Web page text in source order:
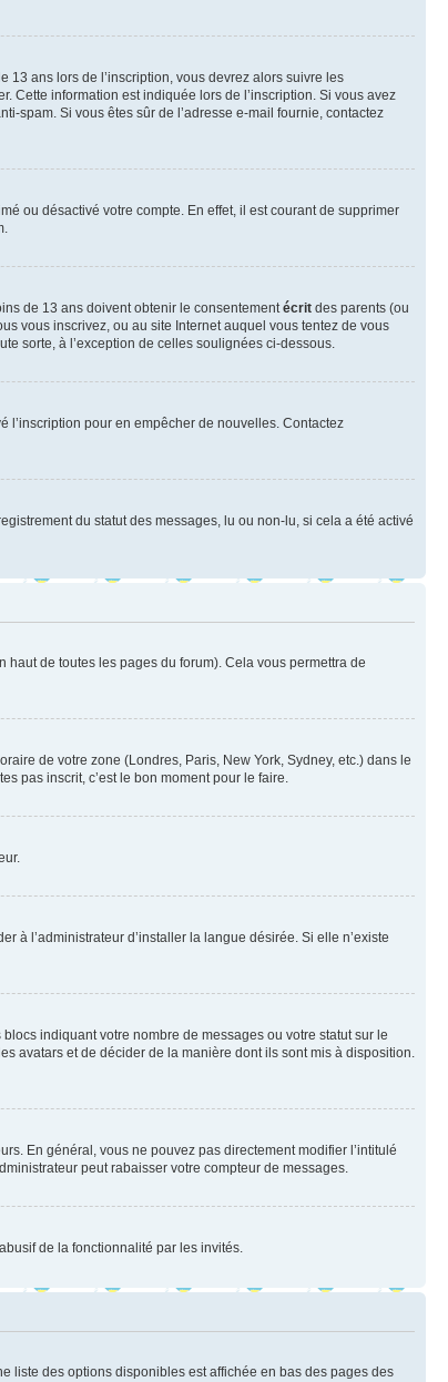
13 ans lors de l’inscription, vous devrez alors suivre les
Cette information est indiquée lors de l’inscription. Si vous avez
spam. Si vous êtes sûr de l’adresse e-mail fournie, contactez
ou désactivé votre compte. En effet, il est courant de supprimer
de 13 ans doivent obtenir le consentement écrit des parents (ou
vous inscrivez, ou au site Internet auquel vous tentez de vous
sorte, à l’exception de celles soulignées ci-dessous.
l’inscription pour en empêcher de nouvelles. Contactez
du statut des messages, lu ou non-lu, si cela a été activé
haut de toutes les pages du forum). Cela vous permettra de
de votre zone (Londres, Paris, New York, Sydney, etc.) dans le
pas inscrit, c’est le bon moment pour le faire.
à l’administrateur d’installer la langue désirée. Si elle n’existe
indiquant votre nombre de messages ou votre statut sur le
avatars et de décider de la manière dont ils sont mis à disposition.
En général, vous ne pouvez pas directement modifier l’intitulé
peut rabaisser votre compteur de messages.
de la fonctionnalité par les invités.
liste des options disponibles est affichée en bas des pages des